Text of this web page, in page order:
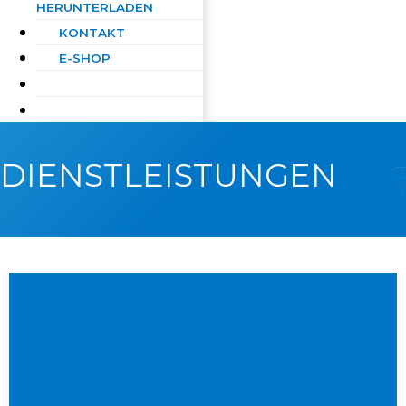
HERUNTERLADEN
KONTAKT
E-SHOP
DIENSTLEISTUNGEN